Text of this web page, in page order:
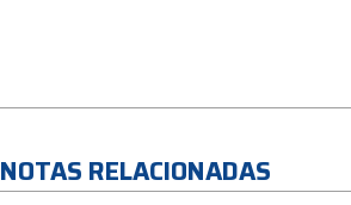
NOTAS RELACIONADAS